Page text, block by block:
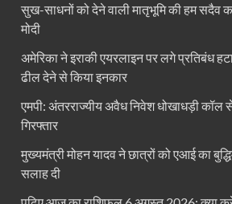
सुख-साधनों को देने वाली मातृभूमि की हम सदैव
मोदी
अमेरिका ने इराकी एयरलाइन पर लगे प्रतिबंध
ढील देने से किया इनकार
एमपी: अंतरराज्यीय अवैध निवेश धोखाधड़ी कॉल
गिरफ्तार
मुख्यमंत्री मोहन यादव ने छात्रों को एआई का
सलाह दी